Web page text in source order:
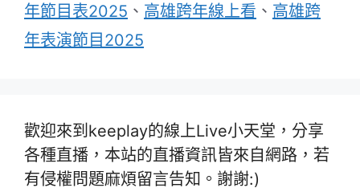
年節目表2025 、 高雄跨年線上看 、 高雄跨
年表演節目2025
歡迎來到keeplay的線上Live小天堂，分享
各種直播，本站的直播資訊皆來自網路，若
有侵權問題麻煩留言告知。謝謝:)